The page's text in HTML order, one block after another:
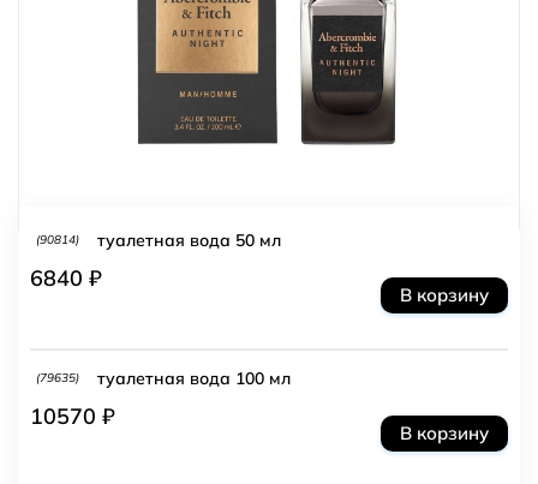
(90814) туалетная вода 50 мл
6840 ₽
В корзину
(79635) туалетная вода 100 мл
10570 ₽
В корзину